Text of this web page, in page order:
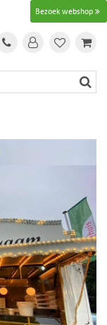
Bezoek webshop